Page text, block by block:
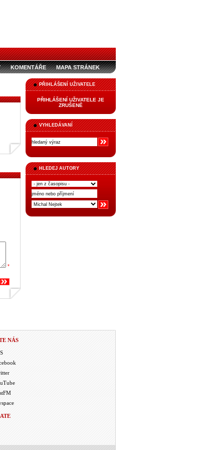
KOMENTÁŘE MAPA STRÁNEK
PŘIHLÁŠENÍ UŽIVATELE
PŘIHLÁŠENÍ UŽIVATELE JE
ZRUŠENÉ
VYHLEDÁVANÍ
HLEDEJ AUTORY
*
NÁS